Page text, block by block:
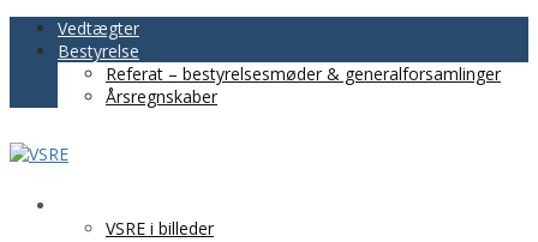
Vedtægter
Bestyrelse
Referat – bestyrelsesmøder & generalforsamlinger
Årsregnskaber
VSRE i billeder